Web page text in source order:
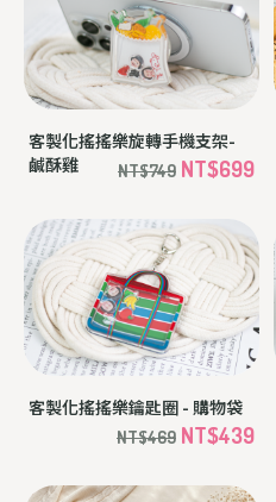
客製化搖搖樂旋轉手機支架-
鹹酥雞
NT$749 NT$699
客製化搖搖樂鑰匙圈 - 購物袋
NT$469 NT$439